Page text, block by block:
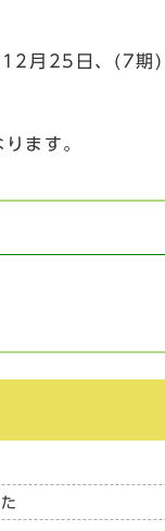
月25日、(7期
ます。